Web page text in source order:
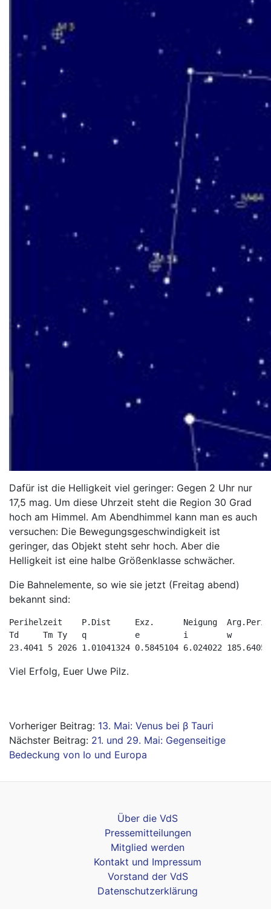
Dafür ist die Helligkeit viel geringer: Gegen 2 Uhr nur
17,5 mag. Um diese Uhrzeit steht die Region 30 Grad
hoch am Himmel. Am Abendhimmel kann man es auch
versuchen: Die Bewegungsgeschwindigkeit ist
geringer, das Objekt steht sehr hoch. Aber die
Helligkeit ist eine halbe Größenklasse schwächer.
Die Bahnelemente, so wie sie jetzt (Freitag abend)
bekannt sind:
Perihelzeit    P.Dist     Exz.      Neigung  Arg.Peri
Td     Tm Ty   q          e         i        w
23.4041 5 2026 1.01041324 0.5845104 6.024022
Viel Erfolg, Euer Uwe Pilz.
Beitragsnavigation
13. Mai: Venus bei β Tauri
21. und 29. Mai: Gegenseitige
Bedeckung von Io und Europa
Über die VdS
Pressemitteilungen
Mitglied werden
Kontakt und Impressum
Vorstand der VdS
Datenschutzerklärung